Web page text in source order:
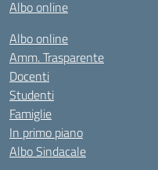
Albo online
Albo online
Amm. Trasparente
Docenti
Studenti
Famiglie
In primo piano
Albo Sindacale